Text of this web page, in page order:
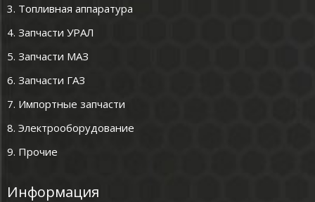
3. Топливная аппаратура
4. Запчасти УРАЛ
5. Запчасти МАЗ
6. Запчасти ГАЗ
7. Импортные запчасти
8. Электрооборудование
9. Прочие
Информация